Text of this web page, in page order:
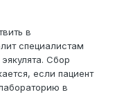
в
специалистам
Сбор
если пациент
в